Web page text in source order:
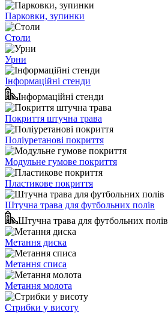
Парковки, зупинки
Столи
Урни
Інформаційні стенди
Інформаційні стенди
Покриття штучна трава
Поліуретанові покриття
Модульне гумове покриття
Пластикове покриття
Штучна трава для футбольних полів
Штучна трава для футбольних полів
Метання диска
Метання списа
Метання молота
Стрибки у висоту